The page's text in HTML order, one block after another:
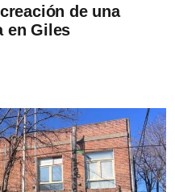
de una
en Giles